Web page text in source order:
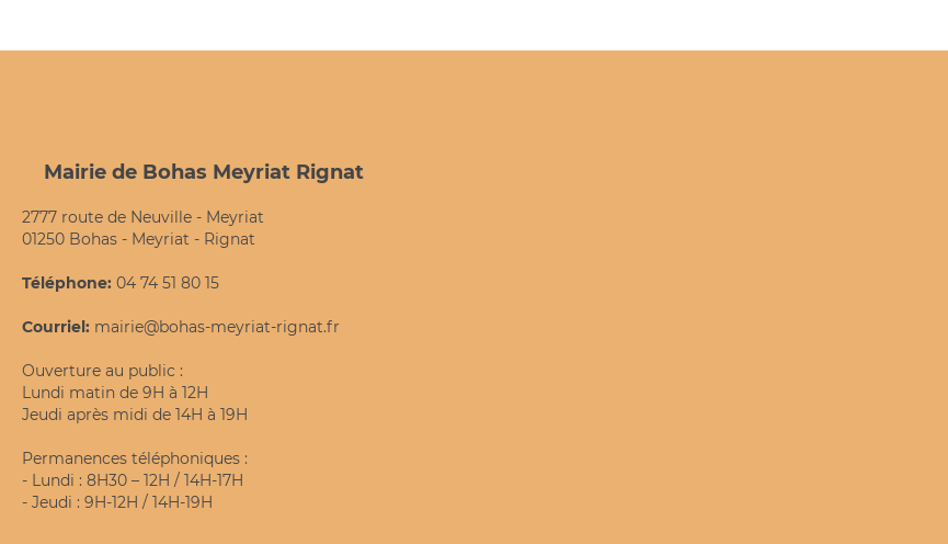
Mairie de Bohas Meyriat Rignat
2777 route de Neuville - Meyriat
01250 Bohas - Meyriat - Rignat
Téléphone: 04 74 51 80 15
Courriel: mairie@bohas-meyriat-rignat.fr
Ouverture au public :
Lundi matin de 9H à 12H
Jeudi après midi de 14H à 19H
Permanences téléphoniques :
- Lundi : 8H30 – 12H / 14H-17H
- Jeudi : 9H-12H / 14H-19H